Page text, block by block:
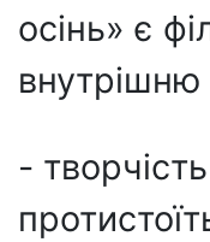
осінь» є
-